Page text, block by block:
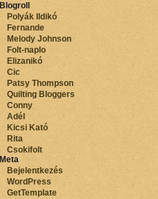
Blogroll
Polyák Ildikó
Fernande
Melody Johnson
Folt-naplo
Elizanikó
Cic
Patsy Thompson
Quilting Bloggers
Conny
Adél
Kicsi Kató
Rita
Csokifolt
Meta
Bejelentkezés
WordPress
GetTemplate